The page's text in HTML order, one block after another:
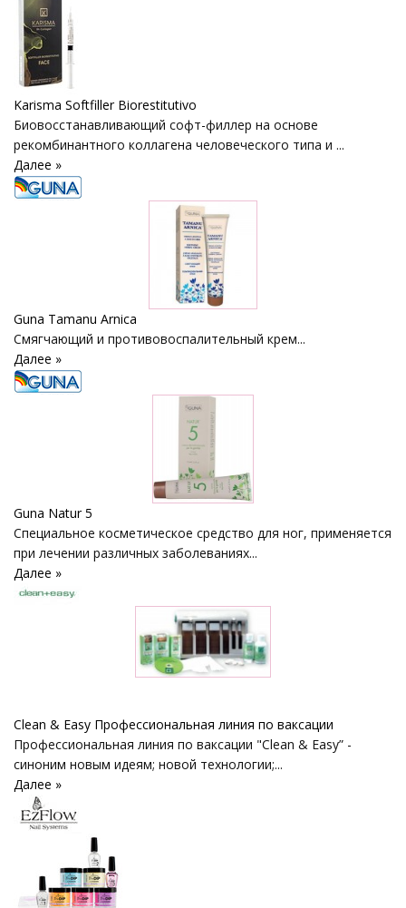
Karisma Softfiller Biorestitutivo
Биовосстанавливающий софт-филлер на основе
рекомбинантного коллагена человеческого типа и ...
Далее »
Guna Tamanu Arnica
Cмягчающий и противовоспалительный крем...
Далее »
Guna Natur 5
Специальное косметическое средство для ног, применяется
при лечении различных заболеваниях...
Далее »
Clean & Easy Профессиональная линия по ваксации
Профессиональная линия по ваксации "Clean & Easy” -
синоним новым идеям; новой технологии;...
Далее »